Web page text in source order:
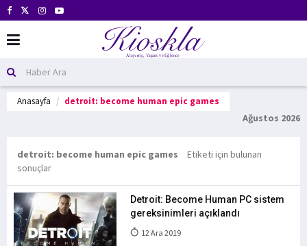
Anasayfa detroit: become human epic games
Ağustos 2026
detroit: become human epic games
Etiketi için bulunan
sonuçlar
Detroit: Become Human PC sistem
gereksinimleri açıklandı
12 Ara 2019